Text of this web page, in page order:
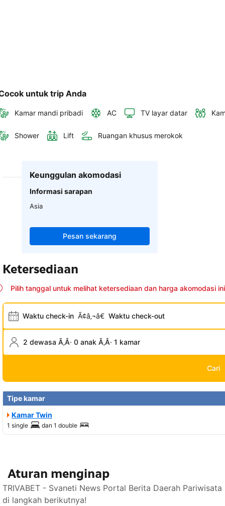
untuk trip Anda
Kamar mandi pribadi AC TV layar datar
Shower Lift Ruangan khusus merokok
Keunggulan akomodasi
Informasi sarapan
Asia
Pesan sekarang
Ketersediaan
Pilih tanggal untuk melihat ketersediaan dan harga akomodasi ini
Waktu check-in Ã¢â‚¬â€ Waktu check-out
2 dewasa Ã‚Â· 0 anak Ã‚Â· 1 kamar
Cari
Tipe kamar
Kamar Twin
1 single dan 1 double
Aturan menginap
TRIVABET - Svaneti News Portal Berita Daerah
di langkah berikutnya!